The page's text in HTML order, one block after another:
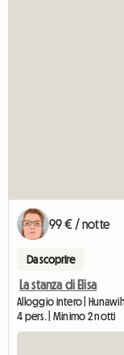
99 € / notte
Da scoprire
La stanza di Elisa
Alloggio intero |
4 pers. | Minimo 2 notti